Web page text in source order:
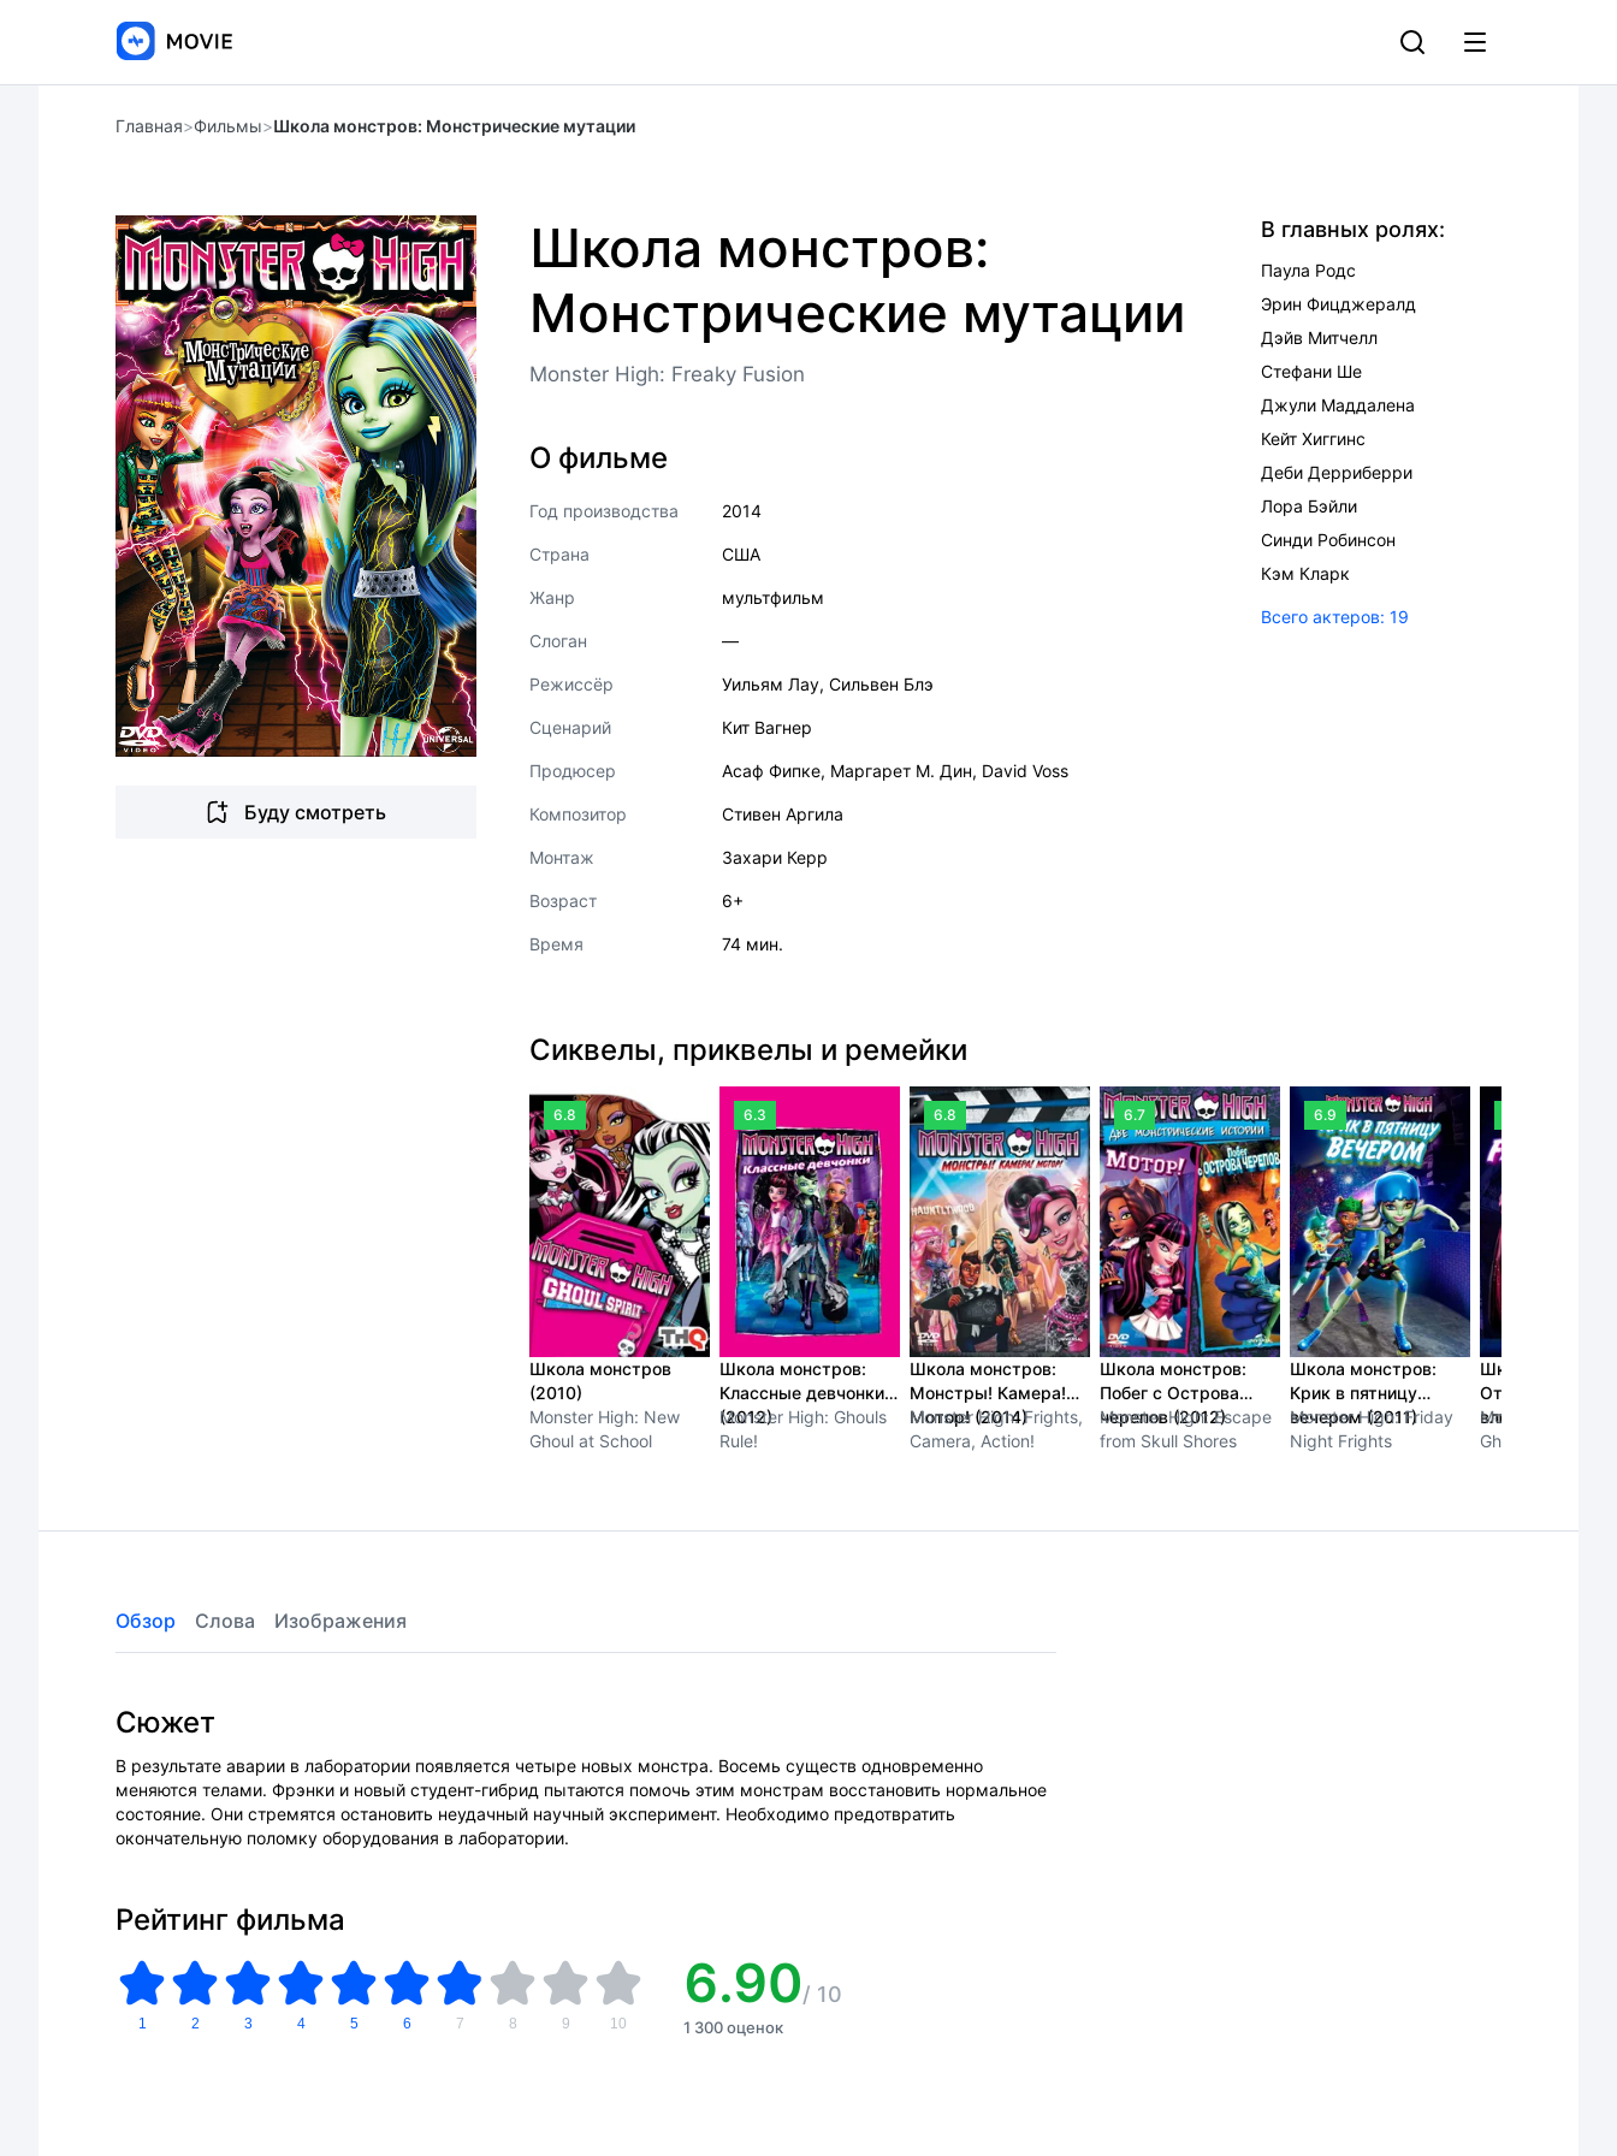
Главная>Фильмы>Школа монстров: Монстрические мутации
Буду смотреть
Школа монстров:
Монстрические мутации
Monster High: Freaky Fusion
О фильме
Год производства 2014
Страна США
Жанр мультфильм
Слоган —
Режиссёр Уильям Лау, Сильвен Блэ
Сценарий Кит Вагнер
Продюсер Асаф Фипке, Маргарет М. Дин, David Voss
Композитор Стивен Аргила
Монтаж Захари Керр
Возраст 6+
Время 74 мин.
В главных ролях:
Паула Родс
Эрин Фицджералд
Дэйв Митчелл
Стефани Ше
Джули Маддалена
Кейт Хиггинс
Деби Дерриберри
Лора Бэйли
Синди Робинсон
Кэм Кларк
Всего актеров: 19
Сиквелы, приквелы и ремейки
6.8
Школа монстров
(2010)
Monster High: New
Ghoul at School
6.3
Школа монстров:
Классные девчонки
(2012)
Monster High: Ghouls
Rule!
6.8
Школа монстров:
Монстры! Камера!
Мотор! (2014)
Monster High: Frights,
Camera, Action!
6.7
Школа монстров:
Побег с Острова
черепов (2012)
Monster High: Escape
from Skull Shores
6.9
Школа монстров:
Крик в пятницу
вечером (2011)
Monster High: Friday
Night Frights
Школа
Отчего
влюбляются?
Monster High:
Ghouls Fall in
Обзор Слова Изображения
Сюжет
В результате аварии в лаборатории появляется четыре новых монстра. Восемь существ одновременно
меняются телами. Фрэнки и новый студент-гибрид пытаются помочь этим монстрам восстановить нормальное
состояние. Они стремятся остановить неудачный научный эксперимент. Необходимо предотвратить
окончательную поломку оборудования в лаборатории.
Рейтинг фильма
1 2 3 4 5 6 7 8 9 10
6.90/ 10
1 300 оценок